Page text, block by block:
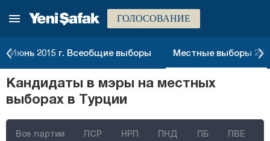
ГОЛОСОВАНИЕ
Июнь 2015 г. Всеобщие выборы Местные выборы
Кандидаты в мэры на местных
выборах в Турции
Все партии ПСР НРП ПНД ПБ ПВЕ
Агры
Анталия
Ардахан